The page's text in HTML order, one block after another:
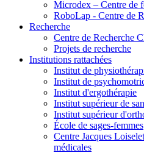
Microdex – Centre de
RoboLap - Centre de
Recherche
Centre de Recherche
Projets de recherche
Institutions rattachées
Institut de
Institut de
Institut d'ergothérapie
Institut supérieur de
Institut supérieur
École de sages-femmes
Centre Jacques
médicales